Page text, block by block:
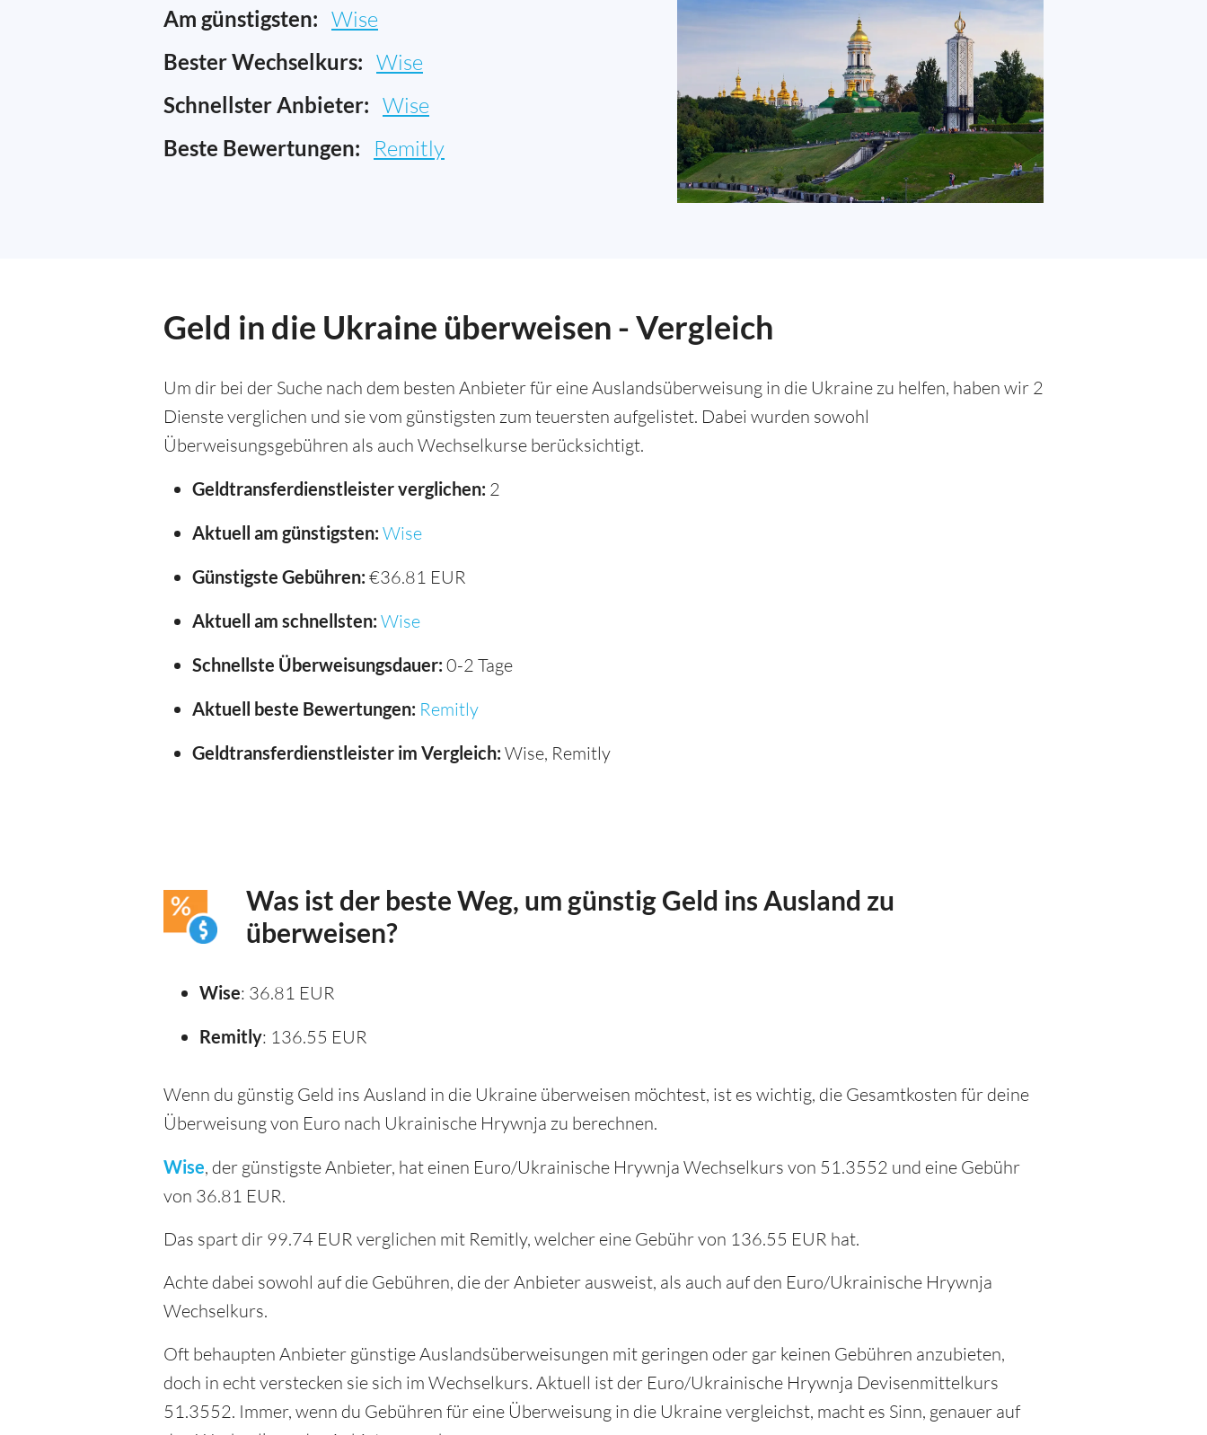
Am günstigsten: Wise
Bester Wechselkurs: Wise
Schnellster Anbieter: Wise
Beste Bewertungen: Remitly
Geld in die Ukraine überweisen - Vergleich
Um dir bei der Suche nach dem besten Anbieter für eine Auslandsüberweisung in die Ukraine zu helfen, haben wir 2
Dienste verglichen und sie vom günstigsten zum teuersten aufgelistet. Dabei wurden sowohl
Überweisungsgebühren als auch Wechselkurse berücksichtigt.
Geldtransferdienstleister verglichen: 2
Aktuell am günstigsten: Wise
Günstigste Gebühren: €36.81 EUR
Aktuell am schnellsten: Wise
Schnellste Überweisungsdauer: 0-2 Tage
Aktuell beste Bewertungen: Remitly
Geldtransferdienstleister im Vergleich: Wise, Remitly
Was ist der beste Weg, um günstig Geld ins Ausland zu
überweisen?
Wise: 36.81 EUR
Remitly: 136.55 EUR
Wenn du günstig Geld ins Ausland in die Ukraine überweisen möchtest, ist es wichtig, die Gesamtkosten für deine
Überweisung von Euro nach Ukrainische Hrywnja zu berechnen.
Wise, der günstigste Anbieter, hat einen Euro/Ukrainische Hrywnja Wechselkurs von 51.3552 und eine Gebühr
von 36.81 EUR.
Das spart dir 99.74 EUR verglichen mit Remitly, welcher eine Gebühr von 136.55 EUR hat.
Achte dabei sowohl auf die Gebühren, die der Anbieter ausweist, als auch auf den Euro/Ukrainische Hrywnja
Wechselkurs.
Oft behaupten Anbieter günstige Auslandsüberweisungen mit geringen oder gar keinen Gebühren anzubieten,
doch in echt verstecken sie sich im Wechselkurs. Aktuell ist der Euro/Ukrainische Hrywnja Devisenmittelkurs
51.3552. Immer, wenn du Gebühren für eine Überweisung in die Ukraine vergleichst, macht es Sinn, genauer auf